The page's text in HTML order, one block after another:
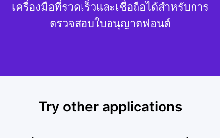
เครื่องมือที่รวดเร็วและเชื่อถือได้สำหรับการ
ตรวจสอบใบอนุญาตฟอนต์
Try other applications